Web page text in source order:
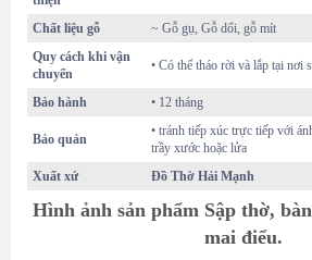
Chất liệu gỗ
~ Gỗ gụ, Gỗ dổi, gỗ mít
Quy cách khi vận
chuyển
• Có thể tháo rời và lắp tại nơi
Bảo hành • 12 tháng
Bảo quản
• tránh tiếp xúc trực tiếp với
trầy xước hoặc lửa
Xuất xứ
Đồ Thờ Hải Mạnh
Hình ảnh sản phẩm Sập thờ,
mai điểu.